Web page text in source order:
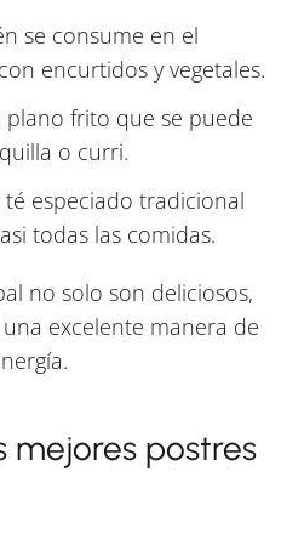
se consume en el
encurtidos y vegetales.
plano frito que se puede
o curri.
té especiado tradicional
todas las comidas.
no solo son deliciosos,
excelente manera de
mejores postres